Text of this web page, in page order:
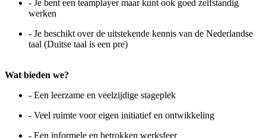
- Je bent een teamplayer maar kunt ook goed zelfstandig
werken
- Je beschikt over de uitstekende kennis van de Nederlandse
taal (Duitse taal is een pre)
Wat bieden we?
- Een leerzame en veelzijdige stageplek
- Veel ruimte voor eigen initiatief en ontwikkeling
- Een informele en betrokken werksfeer